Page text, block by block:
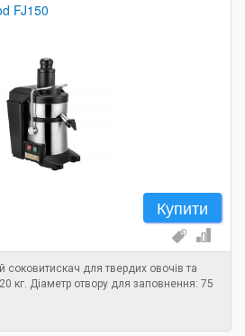
FJ150
Купити
соковитискач для твердих овочів та
кг. Діаметр отвору для заповнення: 75